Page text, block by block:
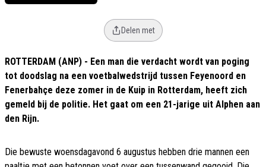
Delen met
ROTTERDAM (ANP) - Een man die verdacht wordt van poging
tot doodslag na een voetbalwedstrijd tussen Feyenoord en
Fenerbahçe deze zomer in de Kuip in Rotterdam, heeft zich
gemeld bij de politie. Het gaat om een 21-jarige uit Alphen aan
den Rijn.
Die bewuste woensdagavond 6 augustus hebben drie mannen een